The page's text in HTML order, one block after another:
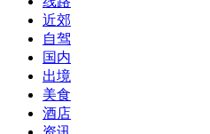
近郊
自驾
国内
出境
美食
酒店